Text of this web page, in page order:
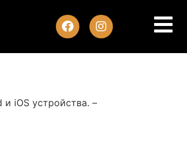
iOS устройства. –